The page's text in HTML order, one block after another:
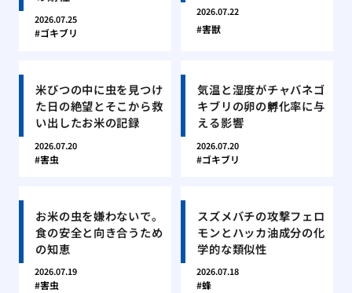
2026.07.25
ゴキブリ
2026.07.22
害獣
米びつの中に虫を見つけ
た日の絶望とそこから救
い出したお米の記録
2026.07.20
害虫
気温と湿度がチャバネゴ
キブリの卵の孵化率に与
える影響
2026.07.20
ゴキブリ
お米の虫を嫌わないで。
食の安全と向き合うため
の知恵
2026.07.19
害虫
スズメバチの攻撃フェロ
モンとハッカ油成分の化
学的な類似性
2026.07.18
蜂